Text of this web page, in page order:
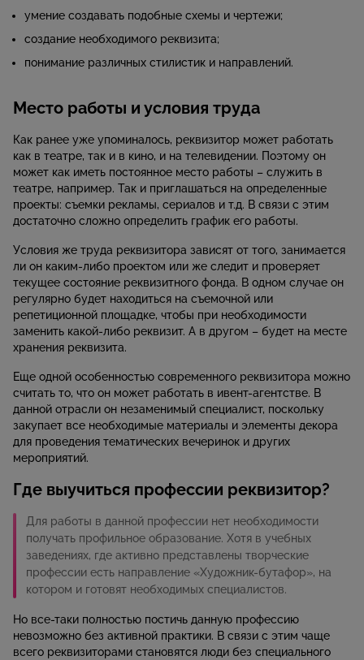
умение создавать подобные схемы и чертежи;
создание необходимого реквизита;
понимание различных стилистик и направлений.
Место работы и условия труда
Как ранее уже упоминалось, реквизитор может работать
как в театре, так и в кино, и на телевидении. Поэтому он
может как иметь постоянное место работы – служить в
театре, например. Так и приглашаться на определенные
проекты: съемки рекламы, сериалов и т.д. В связи с этим
достаточно сложно определить график его работы.
Условия же труда реквизитора зависят от того, занимается
ли он каким-либо проектом или же следит и проверяет
текущее состояние реквизитного фонда. В одном случае он
регулярно будет находиться на съемочной или
репетиционной площадке, чтобы при необходимости
заменить какой-либо реквизит. А в другом – будет на месте
хранения реквизита.
Еще одной особенностью современного реквизитора можно
считать то, что он может работать в ивент-агентстве. В
данной отрасли он незаменимый специалист, поскольку
закупает все необходимые материалы и элементы декора
для проведения тематических вечеринок и других
мероприятий.
Где выучиться профессии реквизитор?
Для работы в данной профессии нет необходимости
получать профильное образование. Хотя в учебных
заведениях, где активно представлены творческие
профессии есть направление «Художник-бутафор», на
котором и готовят необходимых специалистов.
Но все-таки полностью постичь данную профессию
невозможно без активной практики. В связи с этим чаще
всего реквизиторами становятся люди без специального